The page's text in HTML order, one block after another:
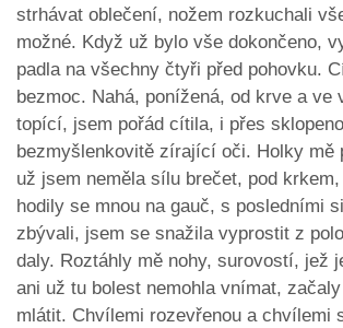
strhávat oblečení, nožem rozkuchali
možné. Když už bylo vše dokončeno,
padla na všechny čtyři před pohovku.
bezmoc. Nahá, ponížená, od krve a ve
topící, jsem pořád cítila, i přes
bezmyšlenkovitě zírající oči. Holky mě
už jsem neměla sílu brečet, pod
hodily se mnou na gauč, s posledními
zbývali, jsem se snažila vyprostit z
daly. Roztáhly mě nohy, surovostí, jež
ani už tu bolest nemohla vnímat,
mlátit. Chvílemi rozevřenou a chvílemi